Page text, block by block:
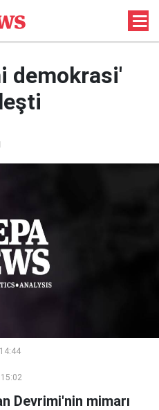
demokrasi'
Devrimi'nin mimarı